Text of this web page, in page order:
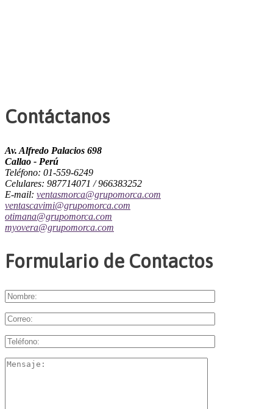
Contáctanos
Av. Alfredo Palacios 698
Callao - Perú
Teléfono: 01-559-6249
Celulares: 987714071 / 966383252
E-mail: ventasmorca@grupomorca.com
ventascavimi@grupomorca.com
otimana@grupomorca.com
myovera@grupomorca.com
Formulario de Contactos